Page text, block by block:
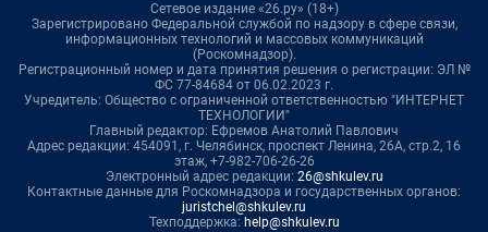
Сетевое издание «26.ру» (18+)
Зарегистрировано Федеральной службой по надзору в сфере связи,
информационных технологий и массовых коммуникаций
(Роскомнадзор).
Регистрационный номер и дата принятия решения о регистрации: ЭЛ №
ФС 77-84684 от 06.02.2023 г.
Учредитель: Общество с ограниченной ответственностью "ИНТЕРНЕТ
ТЕХНОЛОГИИ"
Главный редактор: Ефремов Анатолий Павлович
Адрес редакции: 454091, г. Челябинск, проспект Ленина, 26А, стр.2, 16
этаж, +7-982-706-26-26
Электронный адрес редакции: 26@shkulev.ru
Контактные данные для Роскомнадзора и государственных органов:
juristchel@shkulev.ru
Техподдержка: help@shkulev.ru